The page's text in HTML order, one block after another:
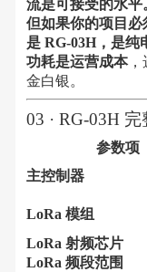
流是可接受的水平
但如果你的项目
是 RG-03H，是纯
功耗是运营成本，
金白银。
03 · RG-03H
参数项
主控制器
LoRa 模组
LoRa 射频芯片
LoRa 频段范围